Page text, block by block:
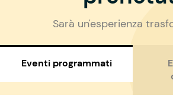
Sarà un'esperienza
Eventi programmati